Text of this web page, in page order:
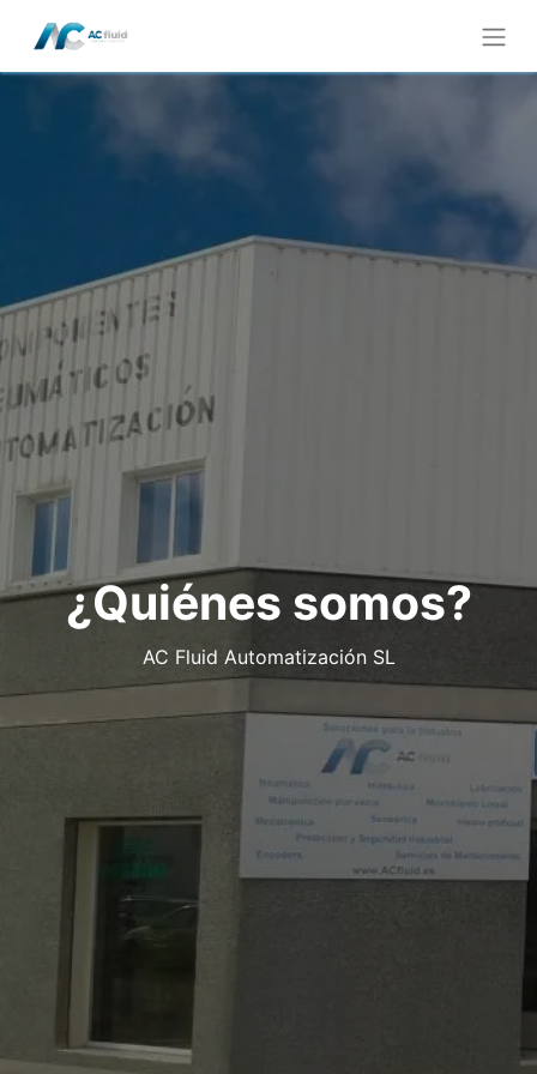
¿Quiénes somos?
AC Fluid Automatización SL